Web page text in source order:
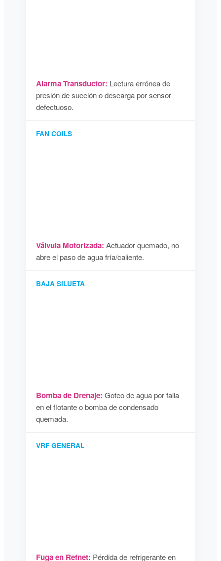
Alarma Transductor: Lectura errónea de
presión de succión o descarga por sensor
defectuoso.
FAN COILS
Válvula Motorizada: Actuador quemado, no
abre el paso de agua fría/caliente.
BAJA SILUETA
Bomba de Drenaje: Goteo de agua por falla
en el flotante o bomba de condensado
quemada.
VRF GENERAL
Fuga en Refnet: Pérdida de refrigerante en